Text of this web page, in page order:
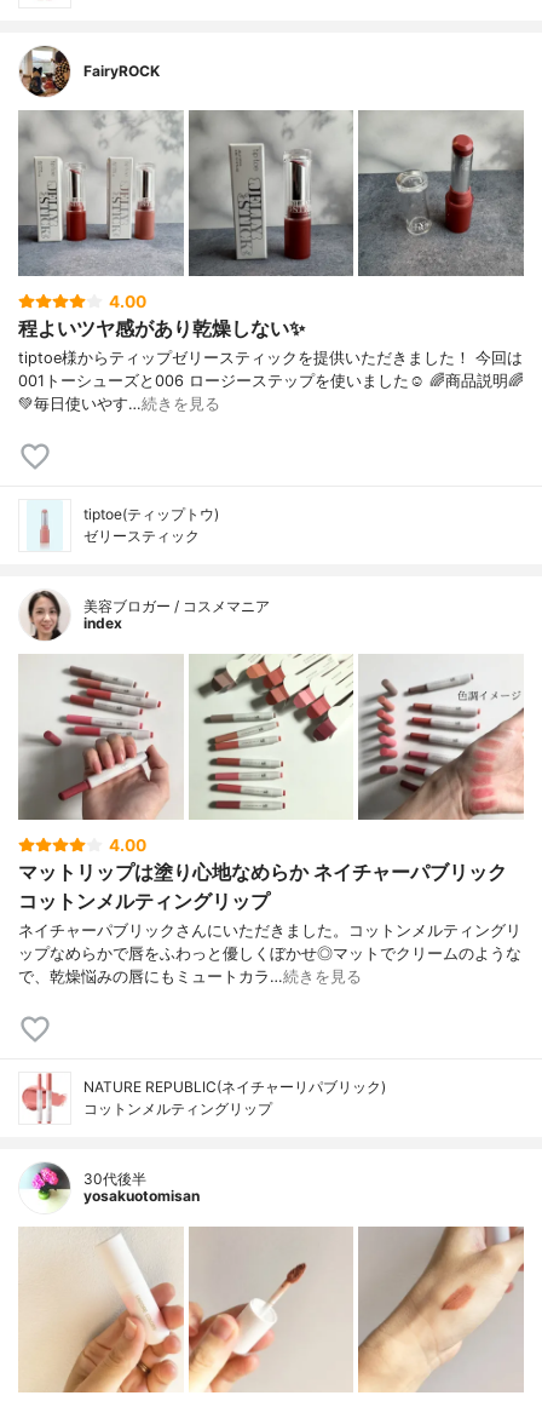
FairyROCK
4.00
程よいツヤ感があり乾燥しない✨
tiptoe様からティップゼリースティックを提供いただきました！ 今回は
001トーシューズと006 ロージーステップを使いました☺︎ 🌈商品説明🌈
💚毎日使いやす…続きを見る
tiptoe(ティップトウ)
ゼリースティック
美容ブロガー / コスメマニア
index
4.00
マットリップは塗り心地なめらか ネイチャーパブリック
コットンメルティングリップ
ネイチャーパブリックさんにいただきました。コットンメルティングリ
ップなめらかで唇をふわっと優しくぼかせ◎マットでクリームのような
で、乾燥悩みの唇にもミュートカラ…続きを見る
NATURE REPUBLIC(ネイチャーリパブリック)
コットンメルティングリップ
30代後半
yosakuotomisan